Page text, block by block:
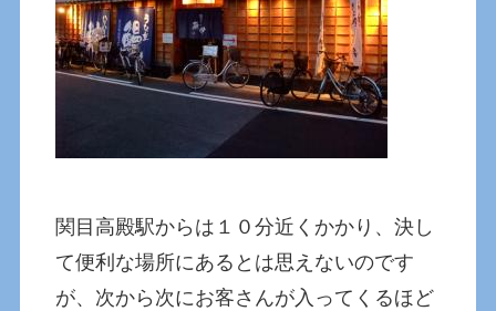
関目高殿駅からは１０分近くかかり、決し
て便利な場所にあるとは思えないのです
が、次から次にお客さんが入ってくるほど